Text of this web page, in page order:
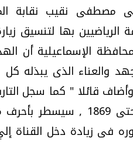
مصطفى نقيب نقابة
الرياضيين بها لتنسيق
الإسماعيلية أن
والعناء الذى يبذله
قائلا " كما سجل
السويس القديمة فى الفترة من
فى زيادة دخل القناة
بعد .. تساؤلات